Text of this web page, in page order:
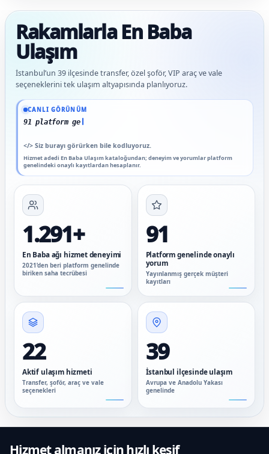
Rakamlarla En Baba
Ulaşım
İstanbul’un 39 ilçesinde transfer, özel şoför, VIP araç ve vale
seçeneklerini tek ulaşım altyapısında planlıyoruz.
CANLI GÖRÜNÜM
91 platform genelinde onaylı yoru
</> Siz burayı görürken bile kodluyoruz.
Hizmet adedi En Baba Ulaşım kataloğundan; deneyim ve yorumlar platform
genelindeki onaylı kayıtlardan hesaplanır.
Güncel veriler: 1.291+ En Baba ağı hizmet deneyimi; 91 platform genelinde
1.291+
En Baba ağı hizmet deneyimi
2021’den beri platform genelinde
biriken saha tecrübesi
91
Platform genelinde onaylı
yorum
Yayınlanmış gerçek müşteri
kayıtları
22
Aktif ulaşım hizmeti
Transfer, şoför, araç ve vale
seçenekleri
39
İstanbul ilçesinde ulaşım
Avrupa ve Anadolu Yakası
genelinde
Hizmet almanız için hızlı keşif